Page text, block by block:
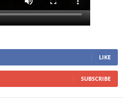
LIKE
SUBSCRIBE